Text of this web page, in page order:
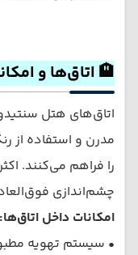
🏨 اتاق‌ها و
اتاق‌های هتل
مدرن و استفاده از
را فراهم می‌کنند.
چشم‌اندازی
امکانات داخل اتاق‌ها:
• سیستم تهویه